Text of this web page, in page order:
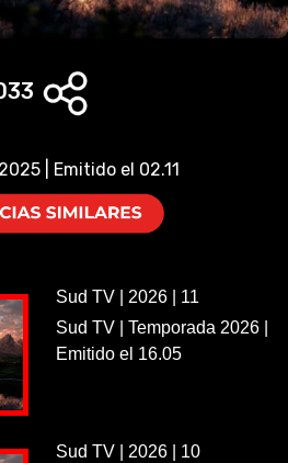
i
d
o
| Emitido el 02.11
Sud TV | 2026 | 11
Sud TV | Temporada 2026 |
Emitido el 16.05
Sud TV | 2026 | 10